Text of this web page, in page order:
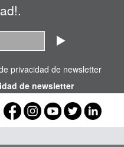
privacidad de newsletter
de newsletter